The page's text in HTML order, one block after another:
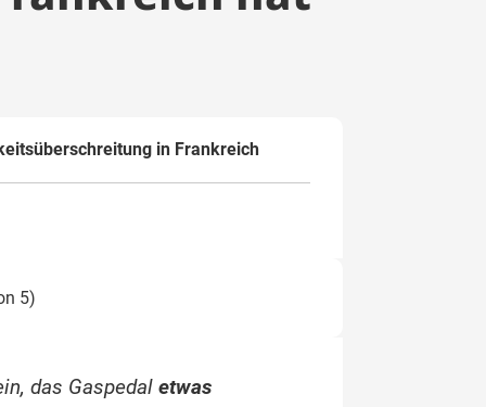
in Frankreich
5)
das Gaspedal etwas